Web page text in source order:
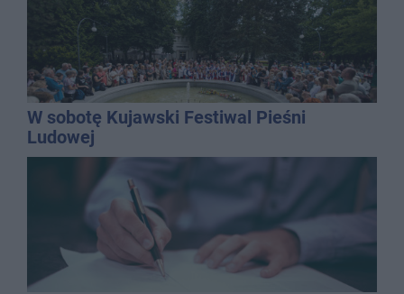
W sobotę Kujawski Festiwal Pieśni
Ludowej